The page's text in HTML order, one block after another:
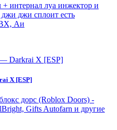
+ интернал луа инжектор и
джи сплоит есть
ВХ, Аи
X [ESP]
дорс (Roblox Doors) -
Gifts Autofarn и другие